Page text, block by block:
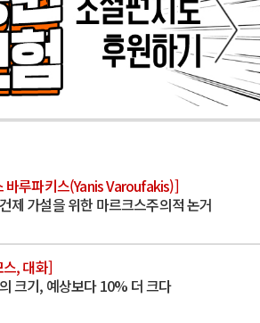
바루파키스(Yanis Varoufakis)]
제 가설을 위한 마르크스주의적 논거
, 대화]
크기, 예상보다 10% 더 크다